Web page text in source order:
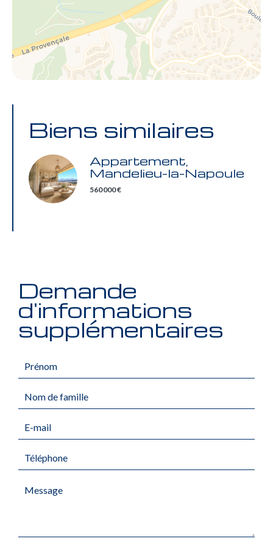
Biens similaires
Appartement,
Mandelieu-la-Napoule
560 000 €
Demande
d'informations
supplémentaires